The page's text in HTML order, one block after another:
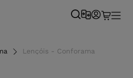
Lençóis - Conforama